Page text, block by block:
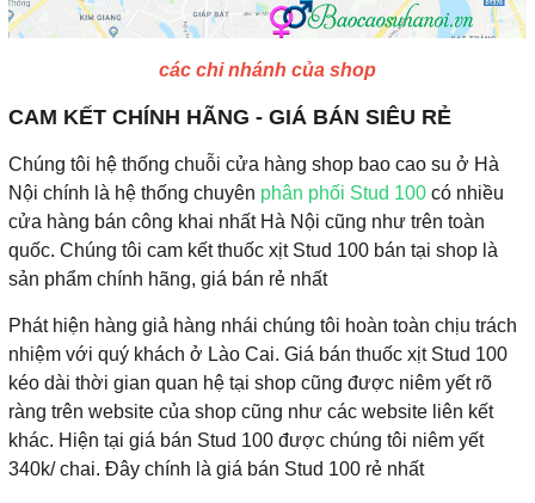
các chi nhánh của shop
CAM KẾT CHÍNH HÃNG - GIÁ BÁN SIÊU RẺ
Chúng tôi hệ thống chuỗi cửa hàng shop bao cao su ở Hà
Nội chính là hệ thống chuyên phân phối Stud 100 có nhiều
cửa hàng bán công khai nhất Hà Nội cũng như trên toàn
quốc. Chúng tôi cam kết thuốc xịt Stud 100 bán tại shop là
sản phẩm chính hãng, giá bán rẻ nhất
Phát hiện hàng giả hàng nhái chúng tôi hoàn toàn chịu trách
nhiệm với quý khách ở Lào Cai. Giá bán thuốc xịt Stud 100
kéo dài thời gian quan hệ tại shop cũng được niêm yết rõ
ràng trên website của shop cũng như các website liên kết
khác. Hiện tại giá bán Stud 100 được chúng tôi niêm yết
340k/ chai. Đây chính là giá bán Stud 100 rẻ nhất